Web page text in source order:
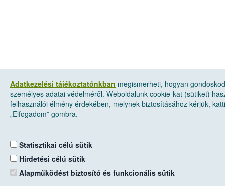
Adatkezelési tájékoztatónkban megismerheti, hogyan
személyes adatai védelméről. Weboldalunk cookie-kat (sütiket)
felhasználói élmény érdekében, melynek biztosításához kérjük,
„Elfogadom” gombra.
Statisztikai célú sütik
Hirdetési célú sütik
Alapműködést biztosító és funkcionális sütik